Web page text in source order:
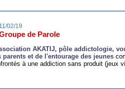
11/02/19
de Parole
AKATIJ, pôle addictologie,
parents et de l'entourage des jeunes
à une addiction sans produit (jeux